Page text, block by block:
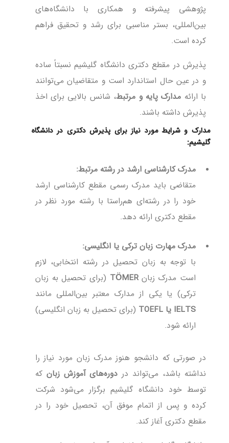
پژوهشی پیشرفته و همکاری با دانشگاه‌های
بین‌المللی، بستر مناسبی برای رشد و تحقیق فراهم
کرده است.
پذیرش در مقطع دکتری دانشگاه گلیشیم نسبتاً ساده
و در عین حال استاندارد است و متقاضیان می‌توانند
با ارائه مدارک پایه و مرتبط، شانس بالایی برای اخذ
پذیرش داشته باشند.
مدارک و شرایط مورد نیاز برای پذیرش دکتری در دانشگاه
گلیشیم:
مدرک کارشناسی ارشد در رشته مرتبط:
متقاضی باید مدرک رسمی مقطع کارشناسی ارشد
خود را در رشته‌ای هم‌راستا با رشته مورد نظر در
مقطع دکتری ارائه دهد.
مدرک مهارت زبان ترکی یا انگلیسی:
با توجه به زبان تحصیل در رشته انتخابی، لازم
است مدرک زبانTÖMER (برای تحصیل به زبان
ترکی) یا یکی از مدارک معتبر بین‌المللی مانند
IELTS یا TOEFL
(برای تحصیل به زبان انگلیسی)
ارائه شود.
در صورتی که دانشجو هنوز مدرک زبان مورد نیاز را
نداشته باشد، می‌تواند در دوره‌های آموزش زبان که
توسط خود دانشگاه گلیشیم برگزار می‌شود شرکت
کرده و پس از اتمام موفق آن، تحصیل خود را در
مقطع دکتری آغاز کند.